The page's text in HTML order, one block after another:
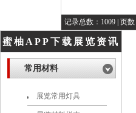
记录总数：1009 | 页数
蜜柚APP下载展览资讯
常用材料
展览常用灯具